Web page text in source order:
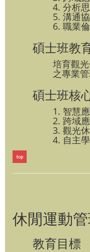
4. 分析
5. 溝通
6. 職業
碩士班教
培育觀
之專業管
碩士班核
1. 智慧
2. 跨域
3. 觀光
4. 自主
休閒運動
教育目標